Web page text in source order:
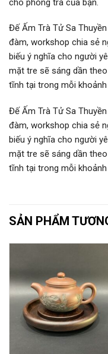
cho phòng trà của bạn.
Đế Ấm Trà Tử Sa
đàm, workshop chia sẻ
biếu ý nghĩa cho người
mặt tre sẽ sáng dần
tĩnh tại trong mỗi
Đế Ấm Trà Tử Sa
đàm, workshop chia sẻ
biếu ý nghĩa cho người
mặt tre sẽ sáng dần
tĩnh tại trong mỗi
SẢN PHẨM